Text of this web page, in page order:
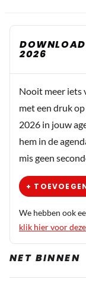
DOWNLOAD
2026
Nooit meer iets
met een druk
2026 in jouw
hem in de
mis geen
+
We hebben ook
klik hier voor
NET BINNEN